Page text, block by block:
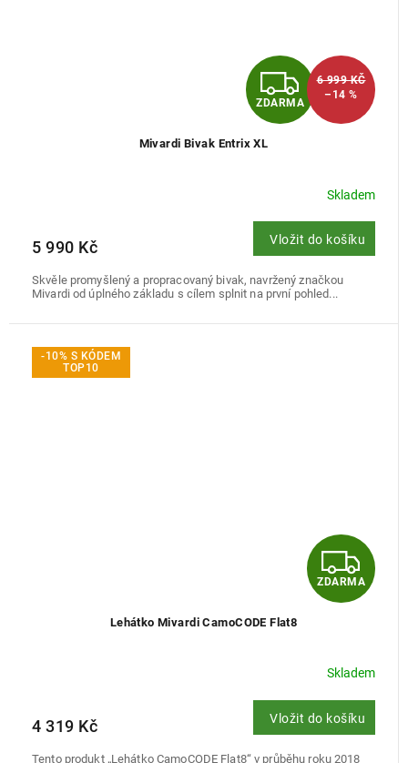
Z
D
M
A
ZDARMA
6 999 KČ
–14 %
Mivardi Bivak Entrix XL
Skladem
5 990 Kč Vložit do košíku
Skvěle promyšlený a propracovaný bivak, navržený značkou
Mivardi od úplného základu s cílem splnit na první pohled...
-10% S KÓDEM
TOP10
Z
D
R
M
A
ZDARMA
Lehátko Mivardi CamoCODE Flat8
Skladem
4 319 Kč Vložit do košíku
Tento produkt „Lehátko CamoCODE Flat8“ v průběhu roku 2018